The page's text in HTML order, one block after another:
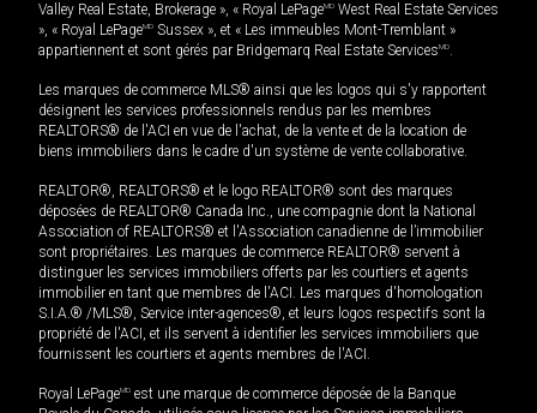
Valley Real Estate, Brokerage », « Royal LePageMD West Real Estate Services
», « Royal LePageMD Sussex », et « Les immeubles Mont-Tremblant »
appartiennent et sont gérés par Bridgemarq Real Estate ServicesMD.
Les marques de commerce MLS® ainsi que les logos qui s'y rapportent
désignent les services professionnels rendus par les membres
REALTORS® de l'ACI en vue de l'achat, de la vente et de la location de
biens immobiliers dans le cadre d'un système de vente collaborative.
REALTOR®, REALTORS® et le logo REALTOR® sont des marques
déposées de REALTOR® Canada Inc., une compagnie dont la National
Association of REALTORS® et l'Association canadienne de l’immobilier
sont propriétaires. Les marques de commerce REALTOR® servent à
distinguer les services immobiliers offerts par les courtiers et agents
immobilier en tant que membres de l'ACI. Les marques d'homologation
S.I.A.® /MLS®, Service inter-agences®, et leurs logos respectifs sont la
propriété de l'ACI, et ils servent à identifier les services immobiliers que
fournissent les courtiers et agents membres de l'ACI.
Royal LePageMD est une marque de commerce déposée de la Banque